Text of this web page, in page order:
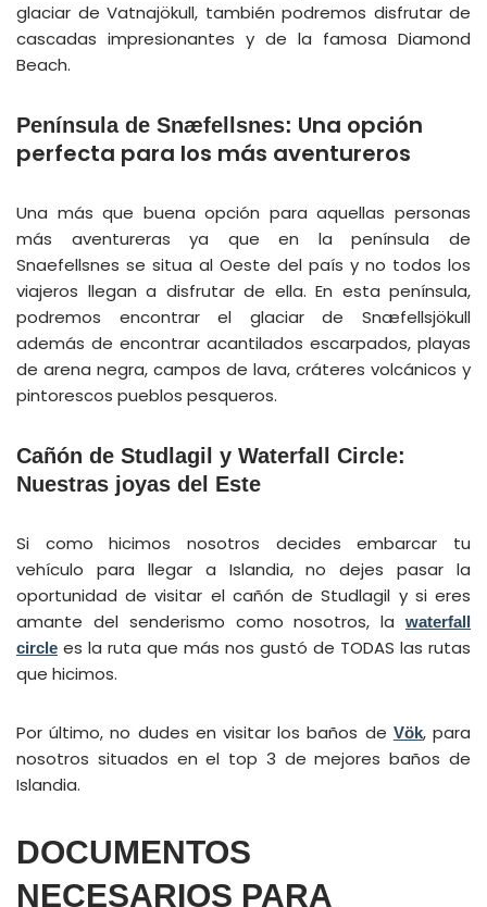
glaciar de Vatnajökull, también podremos disfrutar de
cascadas impresionantes y de la famosa Diamond
Beach.
Península de Snæfellsnes: Una opción
perfecta para los más aventureros
Una más que buena opción para aquellas personas
más aventureras ya que en la península de
Snaefellsnes se situa al Oeste del país y no todos los
viajeros llegan a disfrutar de ella. En esta península,
podremos encontrar el glaciar de Snæfellsjökull
además de encontrar acantilados escarpados, playas
de arena negra, campos de lava, cráteres volcánicos y
pintorescos pueblos pesqueros.
Cañón de Studlagil y Waterfall Circle:
Nuestras joyas del Este
Si como hicimos nosotros decides embarcar tu
vehículo para llegar a Islandia, no dejes pasar la
oportunidad de visitar el cañón de Studlagil y si eres
amante del senderismo como nosotros, la
waterfall
circle es la ruta que más nos gustó de TODAS las rutas
que hicimos.
Por último, no dudes en visitar los baños de Vök, para
nosotros situados en el top 3 de mejores baños de
Islandia.
DOCUMENTOS
NECESARIOS PARA